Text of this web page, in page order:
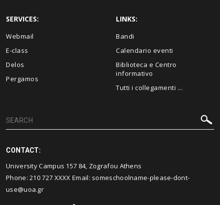
SERVICES:
Webmail
E-class
Delos
Pergamos
LINKS:
Bandi
Calendario eventi
Biblioteca e Centro
informativo
Tutti i collegamenti ...
CONTACT:
University Campus 157 84, Zografou Athens
Phone:210 727 XXXX Email: someschoolname-please-dont-
use@uoa.gr